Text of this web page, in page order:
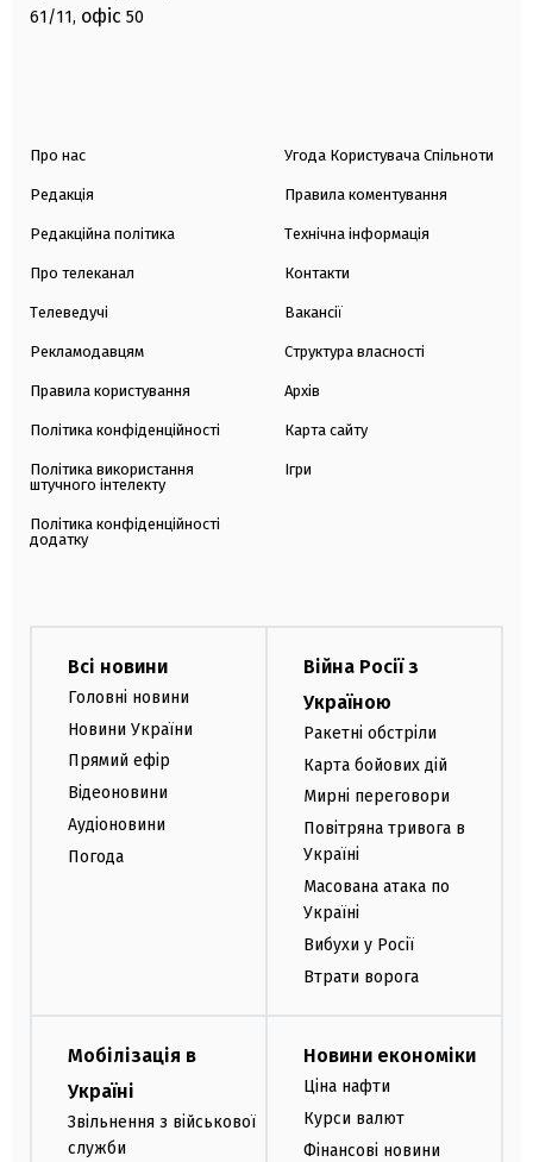
61/11, офіс 50
Про нас
Редакція
Редакційна політика
Про телеканал
Телеведучі
Рекламодавцям
Правила користування
Політика конфіденційності
Політика використання
штучного інтелекту
Політика конфіденційності
додатку
Угода Користувача Спільноти
Правила коментування
Технічна інформація
Контакти
Вакансії
Структура власності
Архів
Карта сайту
Ігри
Всі новини
Головні новини
Новини України
Прямий ефір
Відеоновини
Аудіоновини
Погода
Війна Росії з
Україною
Ракетні обстріли
Карта бойових дій
Мирні переговори
Повітряна тривога в
Україні
Масована атака по
Україні
Вибухи у Росії
Втрати ворога
Мобілізація в
Україні
Звільнення з військової
служби
Новини економіки
Ціна нафти
Курси валют
Фінансові новини